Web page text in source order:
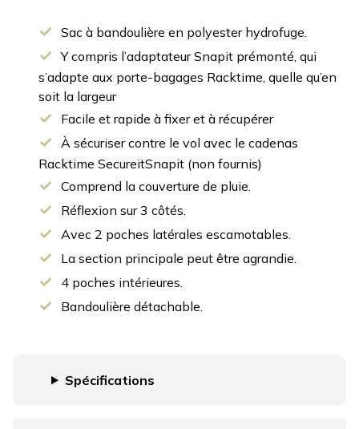
Sac à bandoulière en polyester hydrofuge.
Y compris l’adaptateur Snapit prémonté, qui
s’adapte aux porte-bagages Racktime, quelle qu’en
soit la largeur
Facile et rapide à fixer et à récupérer
À sécuriser contre le vol avec le cadenas
Racktime SecureitSnapit (non fournis)
Comprend la couverture de pluie.
Réflexion sur 3 côtés.
Avec 2 poches latérales escamotables.
La section principale peut être agrandie.
4 poches intérieures.
Bandoulière détachable.
Spécifications